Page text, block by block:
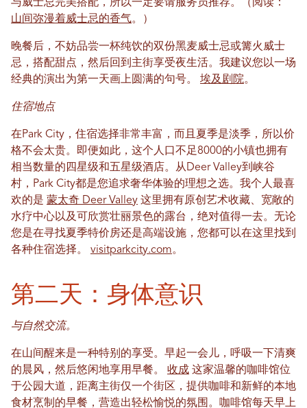
与威士忌完美搭配，所以一定要请服务员推荐。（阅读：
山间弥漫着威士忌的香气。）
晚餐后，不妨品尝一杯纯饮的双份黑麦威士忌或篝火威士
忌，搭配甜点，然后回到主街享受夜生活。我建议您以一场
经典的演出为第一天画上圆满的句号。 埃及剧院。
住宿地点
在Park City，住宿选择非常丰富，而且夏季是淡季，所以价
格不会太贵。即便如此，这个人口不足8000的小镇也拥有
相当数量的四星级和五星级酒店。从Deer Valley到峡谷
村，Park City都是您追求奢华体验的理想之选。我个人最喜
欢的是 蒙太奇 Deer Valley 这里拥有原创艺术收藏、宽敞的
水疗中心以及可欣赏壮丽景色的露台，绝对值得一去。无论
您是在寻找夏季特价房还是高端设施，您都可以在这里找到
各种住宿选择。 visitparkcity.com。
第二天：身体意识
与自然交流。
在山间醒来是一种特别的享受。早起一会儿，呼吸一下清爽
的晨风，然后悠闲地享用早餐。 收成 这家温馨的咖啡馆位
于公园大道，距离主街仅一个街区，提供咖啡和新鲜的本地
食材烹制的早餐，营造出轻松愉悦的氛围。咖啡馆每天早上